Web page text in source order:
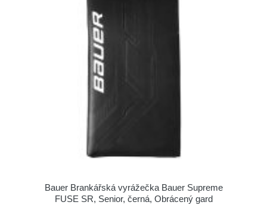
Bauer Brankářská vyrážečka Bauer Supreme
FUSE SR, Senior, černá, Obrácený gard